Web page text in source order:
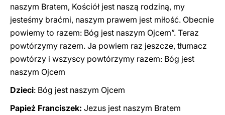
naszym Bratem, Kościół jest naszą rodziną, my
jesteśmy braćmi, naszym prawem jest miłość. Obecnie
powiemy to razem: Bóg jest naszym Ojcem”. Teraz
powtórzymy razem. Ja powiem raz jeszcze, tłumacz
powtórzy i wszyscy powtórzymy razem: Bóg jest
naszym Ojcem
Dzieci: Bóg jest naszym Ojcem
Papież Franciszek: Jezus jest naszym Bratem